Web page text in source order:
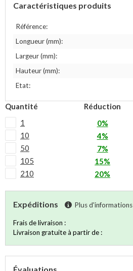
Caractéristiques produits
Référence:
Longueur (mm):
Largeur (mm):
Hauteur (mm):
Etat:
Quantité Réduction
1 0%
10
4%
50
7%
105
15%
210
20%
Expéditions Plus d'informations
Frais de livraison :
Livraison gratuite à partir de :